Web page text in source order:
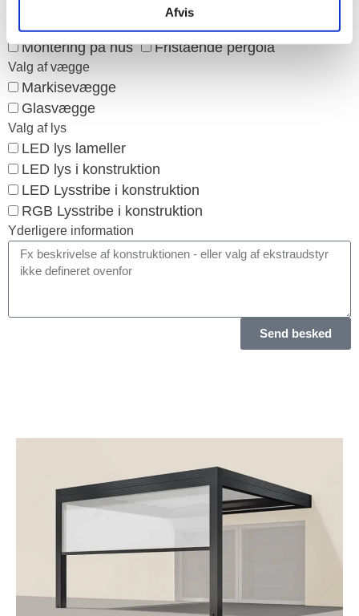
Afvis
Montering af pergola
Montering på hus Fristående pergola
Valg af vægge
Markisevægge
Glasvægge
Valg af lys
LED lys lameller
LED lys i konstruktion
LED Lysstribe i konstruktion
RGB Lysstribe i konstruktion
Yderligere information
Send besked